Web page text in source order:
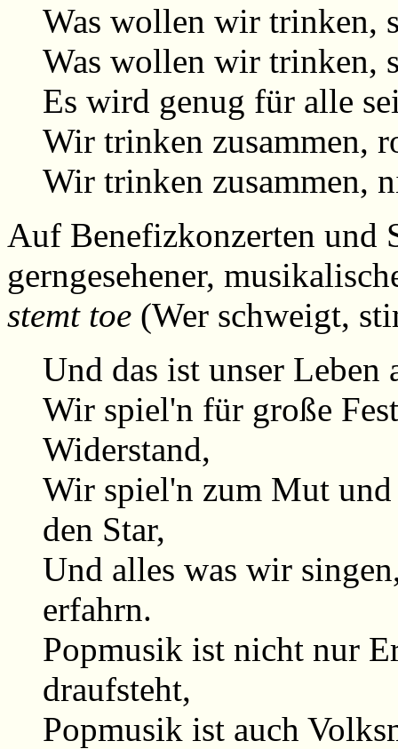
Was wollen wir trinken,
Was wollen wir trinken,
Es wird genug für alle
Wir trinken zusammen,
Wir trinken zusammen,
Auf Benefizkonzerten und
gerngesehener,
stemt toe (Wer schweigt,
Und das ist unser Leben
Wir spiel'n für große
Widerstand,
Wir spiel'n zum Mut
den Star,
Und alles was wir
erfahrn.
Popmusik ist nicht nur
draufsteht,
Popmusik ist auch